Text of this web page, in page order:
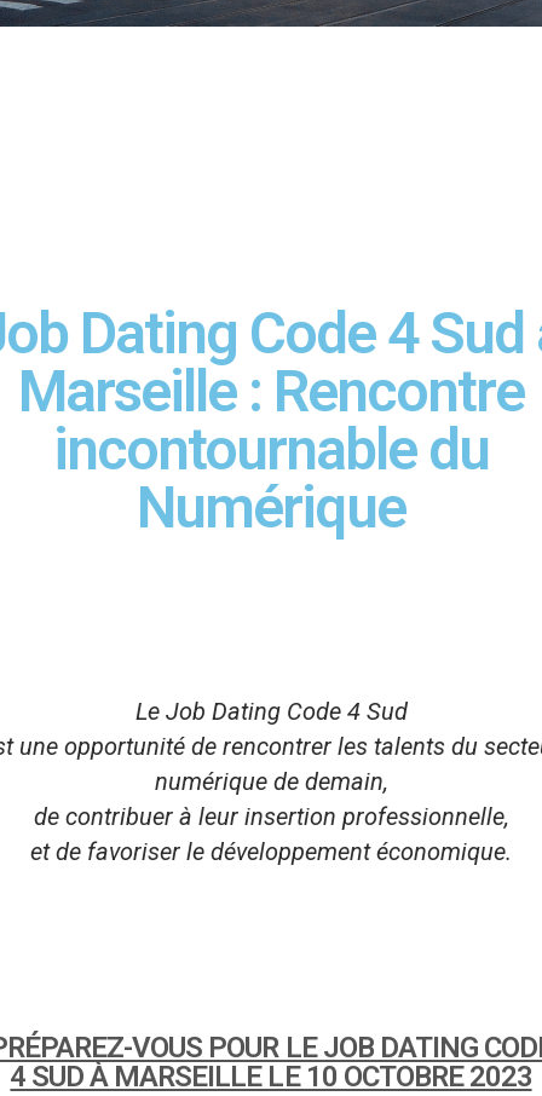
Dating Code 4 Sud
Marseille : Rencontre
incontournable du
Numérique
Le Job Dating Code 4 Sud
une opportunité de rencontrer les talents du
numérique de demain,
de contribuer à leur insertion professionnelle,
et de favoriser le développement économique.
VOUS POUR LE JOB DATING
4 SUD À MARSEILLE LE 10 OCTOBRE 2023